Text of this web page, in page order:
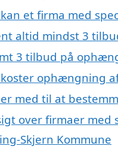
et firma med
altid mindst 3
3 tilbud på
ophængning
med til at
over firmaer med
Skjern Kommune